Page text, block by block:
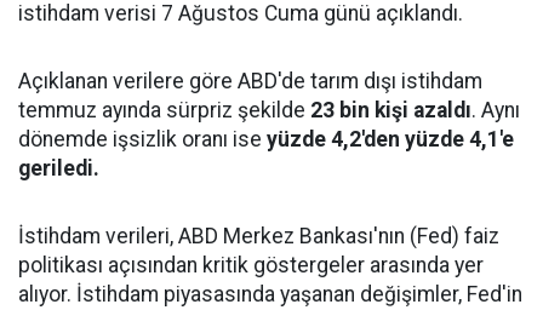
istihdam verisi 7 Ağustos Cuma günü açıklandı.
Açıklanan verilere göre ABD'de tarım dışı istihdam
temmuz ayında sürpriz şekilde 23 bin kişi azaldı. Aynı
dönemde işsizlik oranı ise yüzde 4,2'den yüzde 4,1'e
geriledi.
İstihdam verileri, ABD Merkez Bankası'nın (Fed) faiz
politikası açısından kritik göstergeler arasında yer
alıyor. İstihdam piyasasında yaşanan değişimler, Fed'in